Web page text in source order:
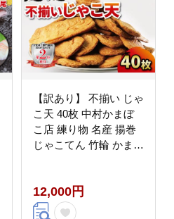
【訳あり】 不揃い じゃ
こ天 40枚 中村かまぼ
こ店 練り物 名産 揚巻
じゃこてん 竹輪 かまぼ
12,000円